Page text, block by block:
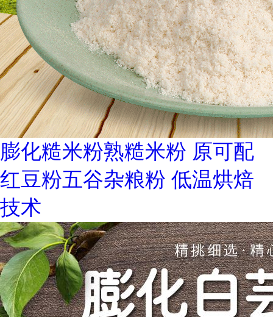
膨化糙米粉熟糙米粉 原可配
红豆粉五谷杂粮粉 低温烘焙
技术